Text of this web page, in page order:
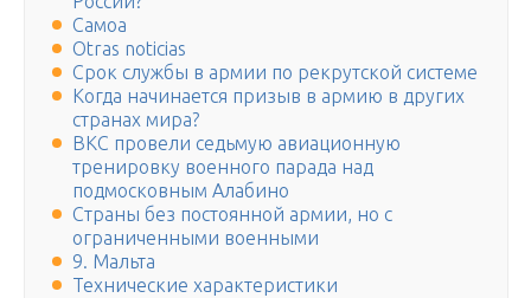
Самоа
Otras noticias
Срок службы в армии по рекрутской системе
Когда начинается призыв в армию в других
странах мира?
ВКС провели седьмую авиационную
тренировку военного парада над
подмосковным Алабино
Страны без постоянной армии, но с
ограниченными военными
9. Мальта
Технические характеристики